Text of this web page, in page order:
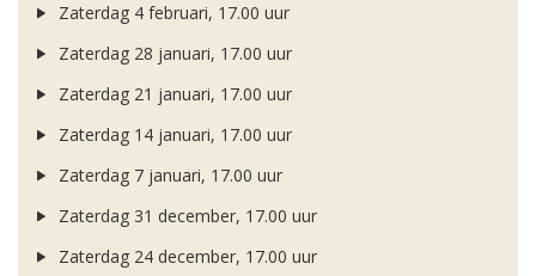
Zaterdag 4 februari, 17.00 uur
Zaterdag 28 januari, 17.00 uur
Zaterdag 21 januari, 17.00 uur
Zaterdag 14 januari, 17.00 uur
Zaterdag 7 januari, 17.00 uur
Zaterdag 31 december, 17.00 uur
Zaterdag 24 december, 17.00 uur